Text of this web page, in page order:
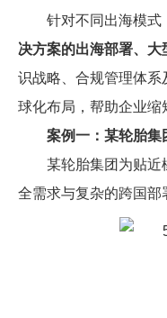
针对不同出海模式
决方案的出海部署、
识战略、合规管理体
球化布局，帮助企业
案例一：某轮胎集
某轮胎集团为贴近
全需求与复杂的跨国